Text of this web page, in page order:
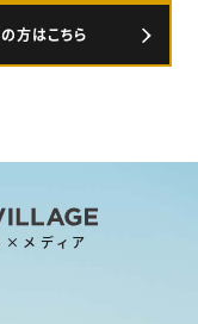
方はこちら
×メディア